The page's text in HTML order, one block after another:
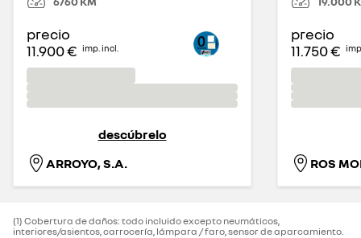
precio
11.900 € imp. incl.
descúbrelo
ARROYO, S.A.
precio
11.750 €
ROS
(1) Cobertura de daños: todo incluido excepto neumáticos,
interiores/asientos, carrocería, lámpara / faro, sensor de aparcamiento.‌